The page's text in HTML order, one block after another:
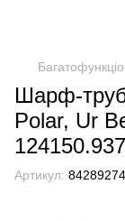
Шарф-
Polar, Ur
Артикул: